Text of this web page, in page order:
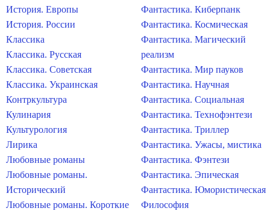
История. Европы
История. России
Классика
Классика. Русская
Классика. Советская
Классика. Украинская
Контркультура
Кулинария
Культурология
Лирика
Любовные романы
Любовные романы.
Исторический
Любовные романы. Короткие
Фантастика. Киберпанк
Фантастика. Космическая
Фантастика. Магический
реализм
Фантастика. Мир пауков
Фантастика. Научная
Фантастика. Социальная
Фантастика. Технофэнтези
Фантастика. Триллер
Фантастика. Ужасы, мистика
Фантастика. Фэнтези
Фантастика. Эпическая
Фантастика. Юмористическая
Философия